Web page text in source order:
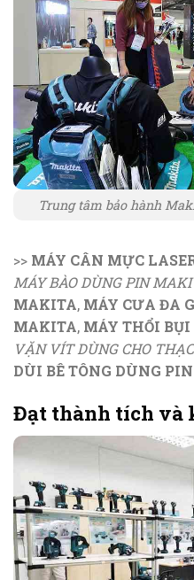
Trung tâm bảo hành
>> MÁY CÂN MỰC
MÁY BÀO DÙNG PIN
MAKITA, MÁY CƯA ĐA
MAKITA, MÁY THỔI
VẶN VÍT DÙNG CHO
DÙI BÊ TÔNG DÙNG
Đạt thành tích và